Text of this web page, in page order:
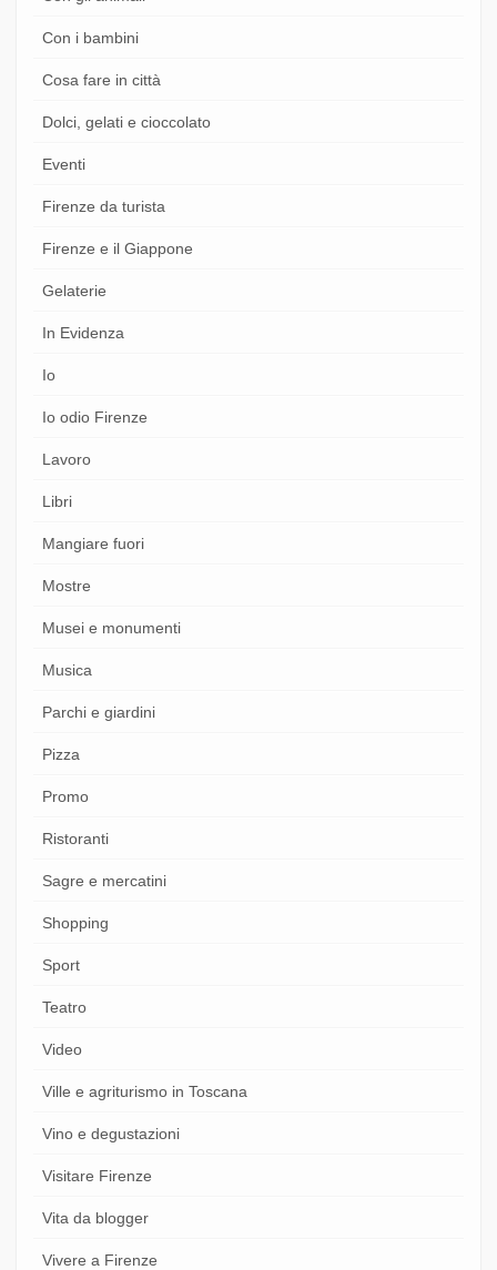
Con i bambini
Cosa fare in città
Dolci, gelati e cioccolato
Eventi
Firenze da turista
Firenze e il Giappone
Gelaterie
In Evidenza
Io
Io odio Firenze
Lavoro
Libri
Mangiare fuori
Mostre
Musei e monumenti
Musica
Parchi e giardini
Pizza
Promo
Ristoranti
Sagre e mercatini
Shopping
Sport
Teatro
Video
Ville e agriturismo in Toscana
Vino e degustazioni
Visitare Firenze
Vita da blogger
Vivere a Firenze